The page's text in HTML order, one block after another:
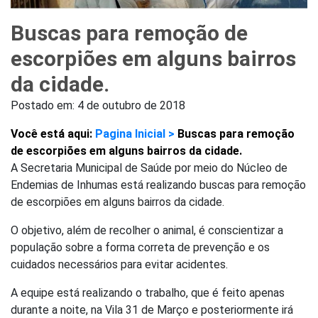
Buscas para remoção de
escorpiões em alguns bairros
da cidade.
Postado em: 4 de outubro de 2018
Você está aqui: Pagina Inicial > Buscas para remoção
de escorpiões em alguns bairros da cidade.
A Secretaria Municipal de Saúde por meio do Núcleo de
Endemias de Inhumas está realizando buscas para remoção
de escorpiões em alguns bairros da cidade.
O objetivo, além de recolher o animal, é conscientizar a
população sobre a forma correta de prevenção e os
cuidados necessários para evitar acidentes.
A equipe está realizando o trabalho, que é feito apenas
durante a noite, na Vila 31 de Março e posteriormente irá